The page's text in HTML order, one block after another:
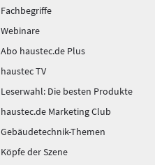
Fachbegriffe
Webinare
Abo haustec.de Plus
haustec TV
Leserwahl: Die besten Produkte
haustec.de Marketing Club
Gebäudetechnik-Themen
Köpfe der Szene